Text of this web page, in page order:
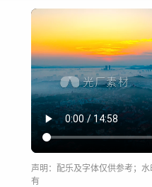
声明：配乐及字体仅供参考；
有